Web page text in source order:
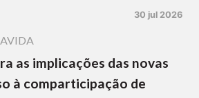
30 jul 2026
as implicações das novas
à comparticipação de